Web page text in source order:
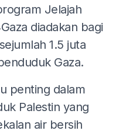
Jelajah
diadakan bagi
1.5 juta
Gaza.
penting dalam
Palestin yang
air bersih